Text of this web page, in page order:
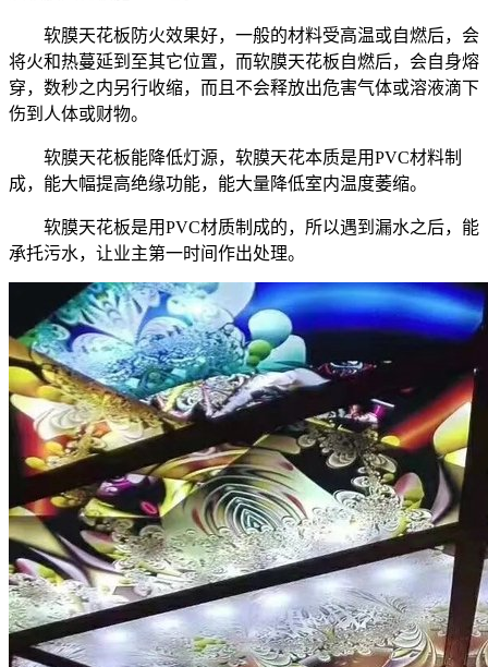
软膜天花板防火效果好，一般的材料受高温或自燃后，会
将火和热蔓延到至其它位置，而软膜天花板自燃后，会自身熔
穿，数秒之内另行收缩，而且不会释放出危害气体或溶液滴下
伤到人体或财物。
软膜天花板能降低灯源，软膜天花本质是用PVC材料制
成，能大幅提高绝缘功能，能大量降低室内温度萎缩。
软膜天花板是用PVC材质制成的，所以遇到漏水之后，能
承托污水，让业主第一时间作出处理。